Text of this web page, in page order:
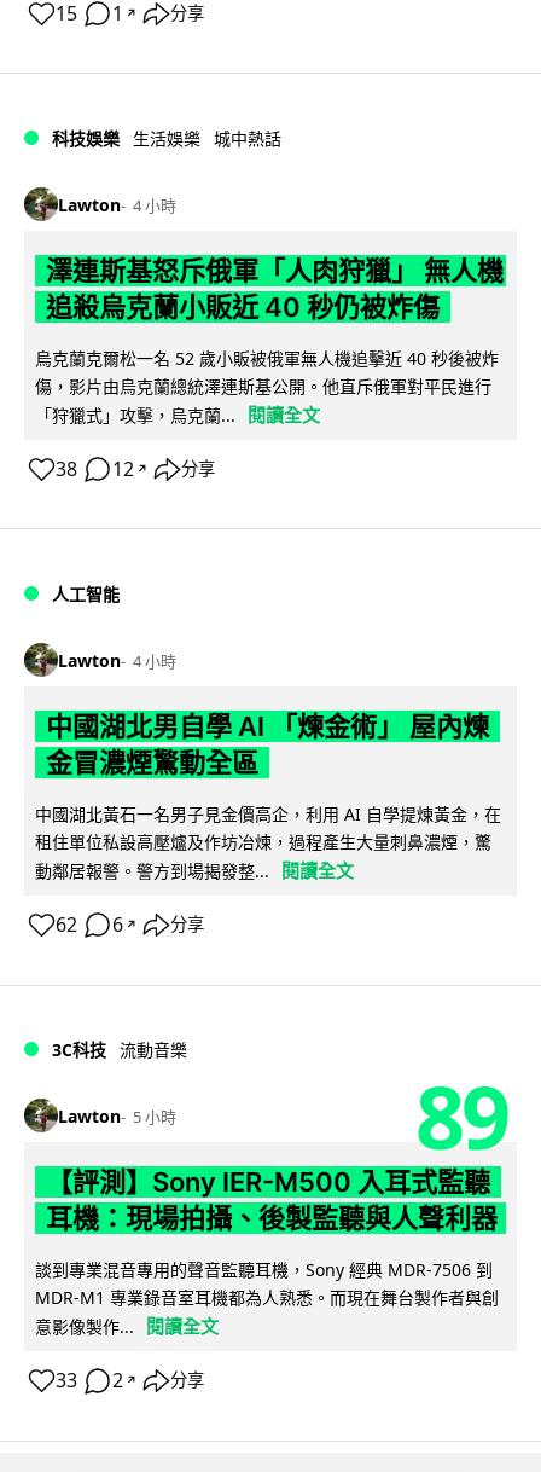
15 1 ↗ 分享
科技娛樂 生活娛樂 城中熱話
Lawton 4 小時
澤連斯基怒斥俄軍「人肉狩獵」 無人機
追殺烏克蘭小販近 40 秒仍被炸傷
烏克蘭克爾松一名 52 歲小販被俄軍無人機追擊近 40 秒後被炸
傷，影片由烏克蘭總統澤連斯基公開。他直斥俄軍對平民進行
「狩獵式」攻擊，烏克蘭...
閱讀全文
38 12 ↗ 分享
人工智能
Lawton 4 小時
中國湖北男自學 AI 「煉金術」 屋內煉
金冒濃煙驚動全區
中國湖北黃石一名男子見金價高企，利用 AI 自學提煉黃金，在
租住單位私設高壓爐及作坊冶煉，過程產生大量刺鼻濃煙，驚
動鄰居報警。警方到場揭發整...
閱讀全文
62 6 ↗ 分享
3C科技 流動音樂
Lawton 5 小時 89
【評測】Sony IER-M500 入耳式監聽
耳機：現場拍攝、後製監聽與人聲利器
談到專業混音專用的聲音監聽耳機，Sony 經典 MDR-7506 到
MDR-M1 專業錄音室耳機都為人熟悉。而現在舞台製作者與創
意影像製作...
閱讀全文
33 2 ↗ 分享